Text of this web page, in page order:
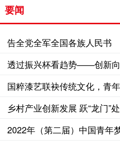
要闻
告全党全军全国各族人民书
透过振兴杯看趋势——创新
国粹漆艺联袂传统文化，青
乡村产业创新发展 跃“龙门”
2022年（第二届）中国青年